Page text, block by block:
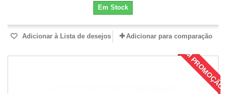
Em Stock
Adicionar à Lista de desejos Adicionar para comparação
EM